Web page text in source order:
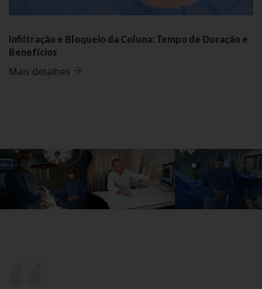
Infiltração e Bloqueio da Coluna: Tempo de Duração e
Benefícios
Mais detalhes